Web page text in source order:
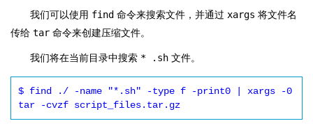
我们可以使用 find 命令来搜索文件，并通过 xargs 将文件名
传给 tar 命令来创建压缩文件。
我们将在当前目录中搜索 * .sh 文件。
$ find ./ -name "*.sh" -type f -print0 | xargs -0
tar -cvzf script_files.tar.gz